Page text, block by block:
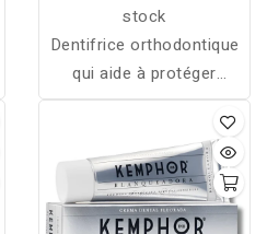
stock
Dentifrice orthodontique
qui aide à protéger
l’émail, limiter la plaque et
favoriser une hygiène
bucco-dentaire complète.